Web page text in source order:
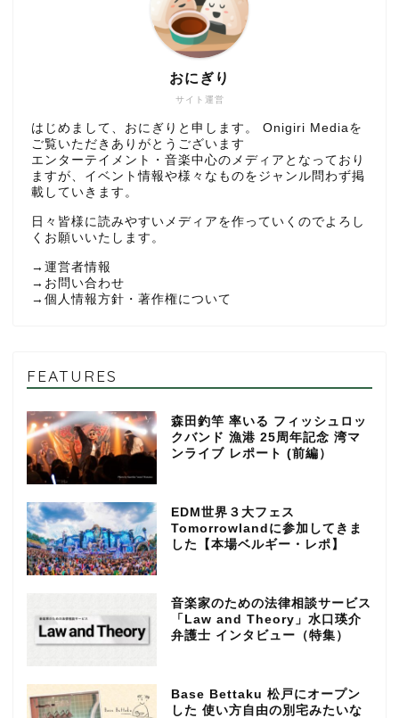
サイト運営
おにぎり
はじめまして、おにぎりと申します。 Onigiri Mediaを
ご覧いただきありがとうございます
エンターテイメント・音楽中心のメディアとなっており
ますが、イベント情報や様々なものをジャンル問わず掲
載していきます。
日々皆様に読みやすいメディアを作っていくのでよろし
くお願いいたします。
→ 運営者情報
→ お問い合わせ
→ 個人情報方針・著作権について
FEATURES
森田釣竿 率いる フィッシュロッ
クバンド 漁港 25周年記念 湾マ
ンライブ レポート (前編）
EDM世界３大フェス
Tomorrowlandに参加してきま
した【本場ベルギー・レポ】
音楽家のための法律相談サービス
「Law and Theory」水口瑛介
弁護士 インタビュー（特集）
Base Bettaku 松戸にオープン
した 使い方自由の別宅みたいな